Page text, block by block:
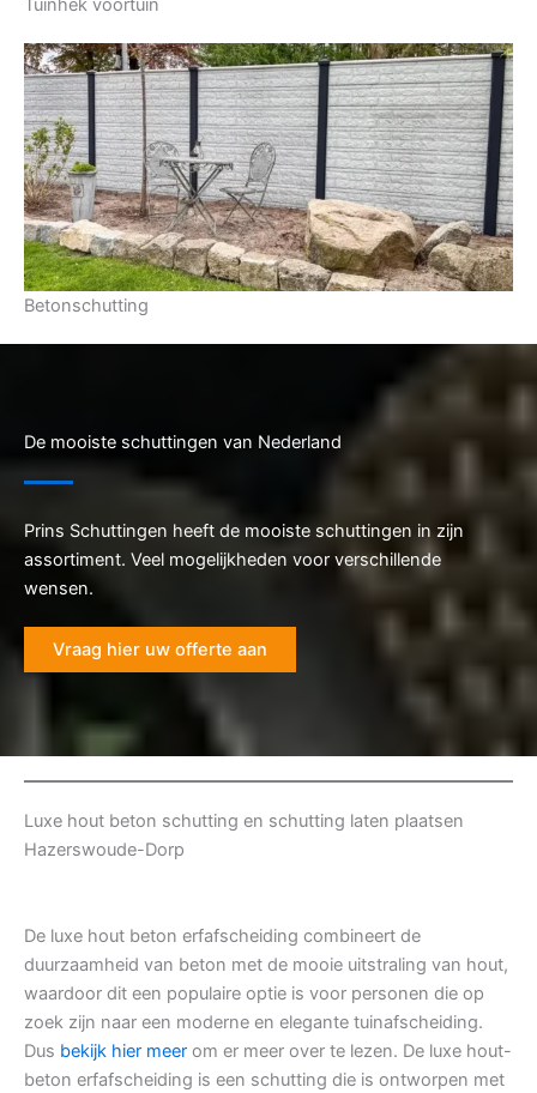
Tuinhek voortuin
Betonschutting
De mooiste schuttingen van Nederland
Prins Schuttingen heeft de mooiste schuttingen in zijn
assortiment. Veel mogelijkheden voor verschillende
wensen.
Vraag hier uw offerte aan
Luxe hout beton schutting en schutting laten plaatsen
Hazerswoude-Dorp
De luxe hout beton erfafscheiding combineert de
duurzaamheid van beton met de mooie uitstraling van hout,
waardoor dit een populaire optie is voor personen die op
zoek zijn naar een moderne en elegante tuinafscheiding.
Dus bekijk hier meer om er meer over te lezen. De luxe hout-
beton erfafscheiding is een schutting die is ontworpen met